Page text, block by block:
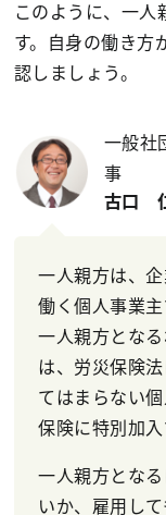
このように、一人
す。自身の働き方
認しましょう。
一般社
事
古口
一人親方は、
働く個人事業
一人親方とな
は、労災保険
てはまらない
保険に特別加入
一人親方とな
いか、雇用し